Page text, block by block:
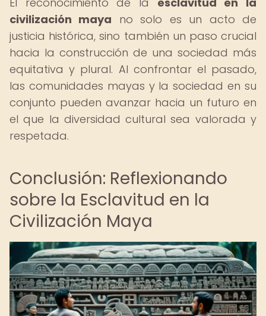
civilización maya no solo es un acto de
justicia histórica, sino también un paso crucial
hacia la construcción de una sociedad más
equitativa y plural. Al confrontar el pasado,
las comunidades mayas y la sociedad en su
conjunto pueden avanzar hacia un futuro en
el que la diversidad cultural sea valorada y
respetada.
Conclusión: Reflexionando
sobre la Esclavitud en la
Civilización Maya